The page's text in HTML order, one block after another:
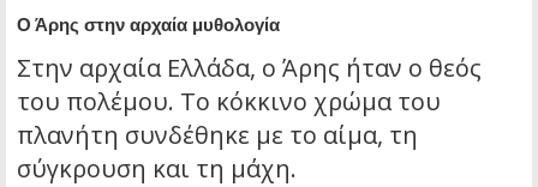
Ο Άρης στην αρχαία μυθολογία
Στην αρχαία Ελλάδα, ο Άρης ήταν ο θεός
του πολέμου. Το κόκκινο χρώμα του
πλανήτη συνδέθηκε με το αίμα, τη
σύγκρουση και τη μάχη.